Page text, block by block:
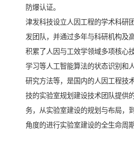
防爆认证。
津发科技设立人因工程的学术科研
发团队，并通过多年与科研机构及
积累了人因与工效学领域多项核心
学习等人工智能算法的状态识别和
研究方法等，是国内的人因工程技
技的实验室规划建设技术团队提供
务，从实验室建设的规划与布局，
角度的进行实验室建设的全生命周